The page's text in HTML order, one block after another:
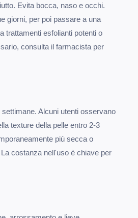
Evita bocca, naso e occhi.
giorni, per poi passare a una
trattamenti esfolianti potenti o
consulta il farmacista per
Alcuni utenti osservano
texture della pelle entro 2-3
più secca o
costanza nell'uso è chiave per